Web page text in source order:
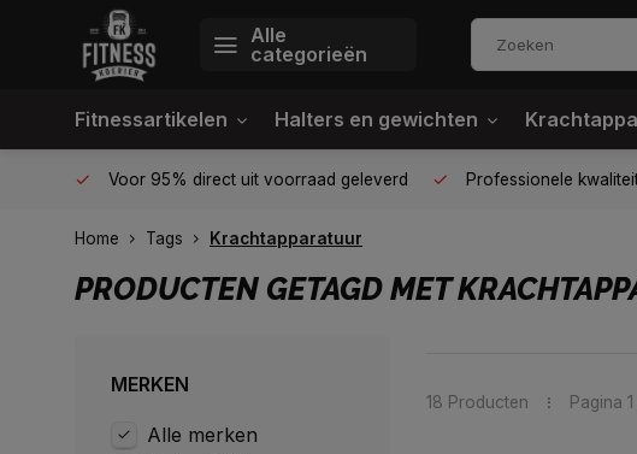
Alle
categorieën
Fitnessartikelen Halters en gewichten
Voor 95% direct uit voorraad geleverd Professionele
Home Tags Krachtapparatuur
PRODUCTEN GETAGD MET
MERKEN
Alle merken
18 Producten Pagina